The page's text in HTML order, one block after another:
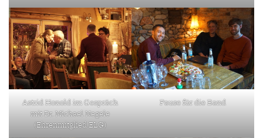
Astrid Honold im Gespräch
mit Dr. Michael Negele
(Ehrenmitglied ELG)
Pause für die Band